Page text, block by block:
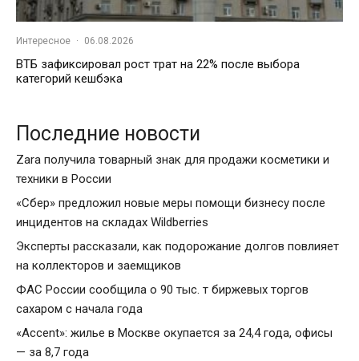
Интересное · 06.08.2026
ВТБ зафиксировал рост трат на 22% после выбора
категорий кешбэка
Последние новости
Zara получила товарный знак для продажи косметики и
техники в России
«Сбер» предложил новые меры помощи бизнесу после
инцидентов на складах Wildberries
Эксперты рассказали, как подорожание долгов повлияет
на коллекторов и заемщиков
ФАС России сообщила о 90 тыс. т биржевых торгов
сахаром с начала года
«Accent»: жилье в Москве окупается за 24,4 года, офисы
— за 8,7 года